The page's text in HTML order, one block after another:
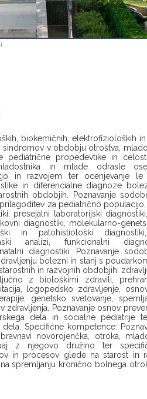
biokemičnih, elektrofizioloških
v obdobju otroštva,
pediatrične propedevtike in
in mlade odrasle
in razvojem ter ocenjevanje le
in diferencialne diagnoze
obdobjih. Poznavanje
za pediatrično
presejalni laboratorijski
diagnostiki, molekularno-
in patohistiološki
analizi, funkcionalni
diagnostiki. Poznavanje
bolezni in stanj s
in razvojnih obdobjih:
z biološkimi zdravili,
logopedsko zdravljenje,
genetsko svetovanje,
zdravljenja. Poznavanje osnov
dela in socialne pediatrije
Specifične kompetence:
novorojenčka, otroka,
z njegovo družino ter
in procesov glede na starost in
spremljanju kronično bolnega